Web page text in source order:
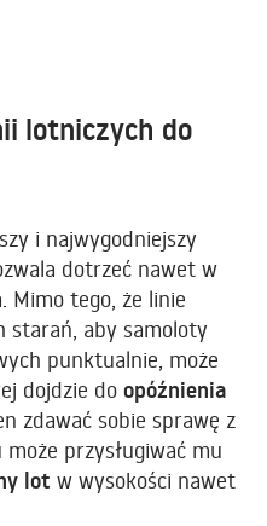
lotniczych do
i najwygodniejszy
dotrzeć nawet w
Mimo tego, że linie
starań, aby samoloty
punktualnie, może
dojdzie do opóźnienia
zdawać sobie sprawę z
przysługiwać mu
lot w wysokości nawet